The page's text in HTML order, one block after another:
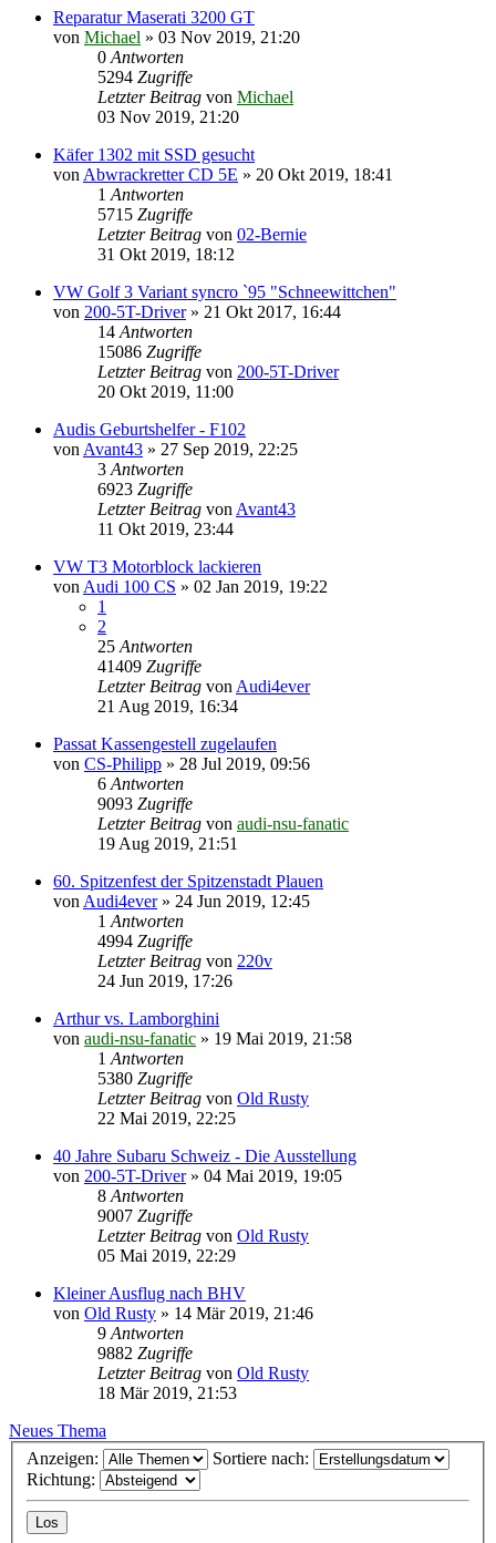
Reparatur Maserati 3200 GT
von Michael » 03 Nov 2019, 21:20
0 Antworten
5294 Zugriffe
Letzter Beitrag von Michael
03 Nov 2019, 21:20
Käfer 1302 mit SSD gesucht
von Abwrackretter CD 5E » 20 Okt 2019, 18:41
1 Antworten
5715 Zugriffe
Letzter Beitrag von 02-Bernie
31 Okt 2019, 18:12
VW Golf 3 Variant syncro `95 "Schneewittchen"
von 200-5T-Driver» 21 Okt 2017, 16:44
14 Antworten
15086 Zugriffe
Letzter Beitrag von 200-5T-Driver
20 Okt 2019, 11:00
Audis Geburtshelfer - F102
von Avant43 » 27 Sep 2019, 22:25
3 Antworten
6923 Zugriffe
Letzter Beitrag von Avant43
11 Okt 2019, 23:44
VW T3 Motorblock lackieren
von Audi 100 CS » 02 Jan 2019, 19:22
1
2
25 Antworten
41409 Zugriffe
Letzter Beitrag von Audi4ever
21 Aug 2019, 16:34
Passat Kassengestell zugelaufen
von CS-Philipp » 28 Jul 2019, 09:56
6 Antworten
9093 Zugriffe
Letzter Beitrag von audi-nsu-fanatic
19 Aug 2019, 21:51
60. Spitzenfest der Spitzenstadt Plauen
von Audi4ever» 24 Jun 2019, 12:45
1 Antworten
4994 Zugriffe
Letzter Beitrag von 220v
24 Jun 2019, 17:26
Arthur vs. Lamborghini
von audi-nsu-fanatic » 19 Mai 2019, 21:58
1 Antworten
5380 Zugriffe
Letzter Beitrag von Old Rusty
22 Mai 2019, 22:25
40 Jahre Subaru Schweiz - Die Ausstellung
von 200-5T-Driver» 04 Mai 2019, 19:05
8 Antworten
9007 Zugriffe
Letzter Beitrag von Old Rusty
05 Mai 2019, 22:29
Kleiner Ausflug nach BHV
von Old Rusty » 14 Mär 2019, 21:46
9 Antworten
9882 Zugriffe
Letzter Beitrag von Old Rusty
18 Mär 2019, 21:53
Neues Thema
Anzeigen:
Sortiere nach:
Richtung: